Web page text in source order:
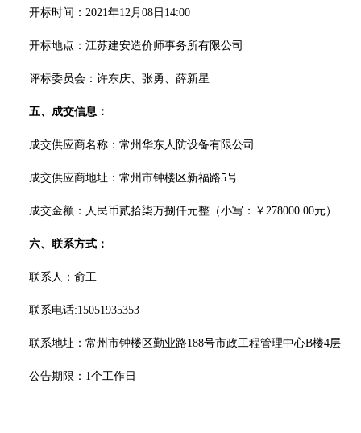
开标时间： 2021年12月 08 日 14:00
开标地点： 江苏建安造价师事务所有限公司
评标委员会： 许东庆、 张勇、 薛新星
五、 成交信息：
成交供应商名称： 常州华东人防设备有限公司
成交供应商地址： 常州市钟楼区 新福路5号
成交金额：人民币贰拾柒万捌仟元整 （小写：￥ 278000.00元）
六、联系方式：
联系人： 俞工
联系电话:15051935353
联系地址： 常州市钟楼区勤业路188号市政工程管理中心B楼4层
公告期限： 1个工作日